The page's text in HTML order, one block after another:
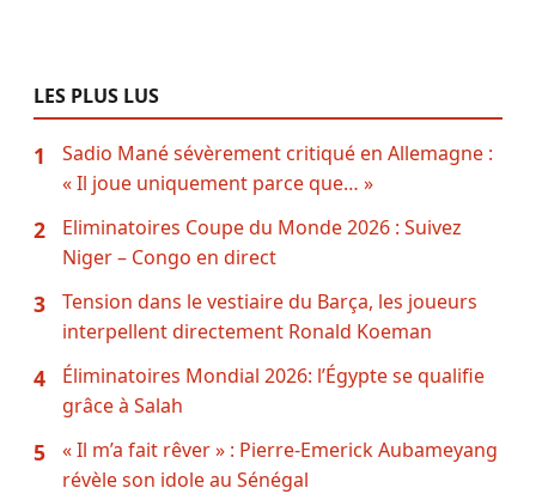
LES PLUS LUS
1
Sadio Mané sévèrement critiqué en Allemagne :
« Il joue uniquement parce que… »
2
Eliminatoires Coupe du Monde 2026 : Suivez
Niger – Congo en direct
3
Tension dans le vestiaire du Barça, les joueurs
interpellent directement Ronald Koeman
4
Éliminatoires Mondial 2026: l’Égypte se qualifie
grâce à Salah
5
« Il m’a fait rêver » : Pierre-Emerick Aubameyang
révèle son idole au Sénégal